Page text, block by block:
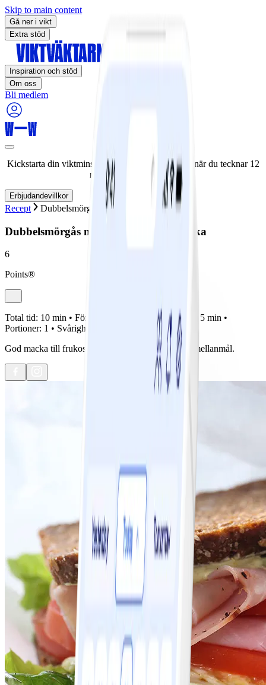
Skip to main content
Gå ner i vikt
Extra stöd
Inspiration och stöd
Om oss
Bli medlem
Kickstarta din viktminskningsresa nu! Spara 50% när du tecknar 12
månaders medlemskap.
Erbjudandevillkor
Recept Dubbelsmörgås med stekt ägg och skinka
Dubbelsmörgås med stekt ägg och skinka
6
Points®
Total tid: 10 min • Förberedelse: Tillagning:
5 min •
Portioner: 1 • Svårighetsgrad:
God macka till frukost eller varför inte som matigt mellanmål.